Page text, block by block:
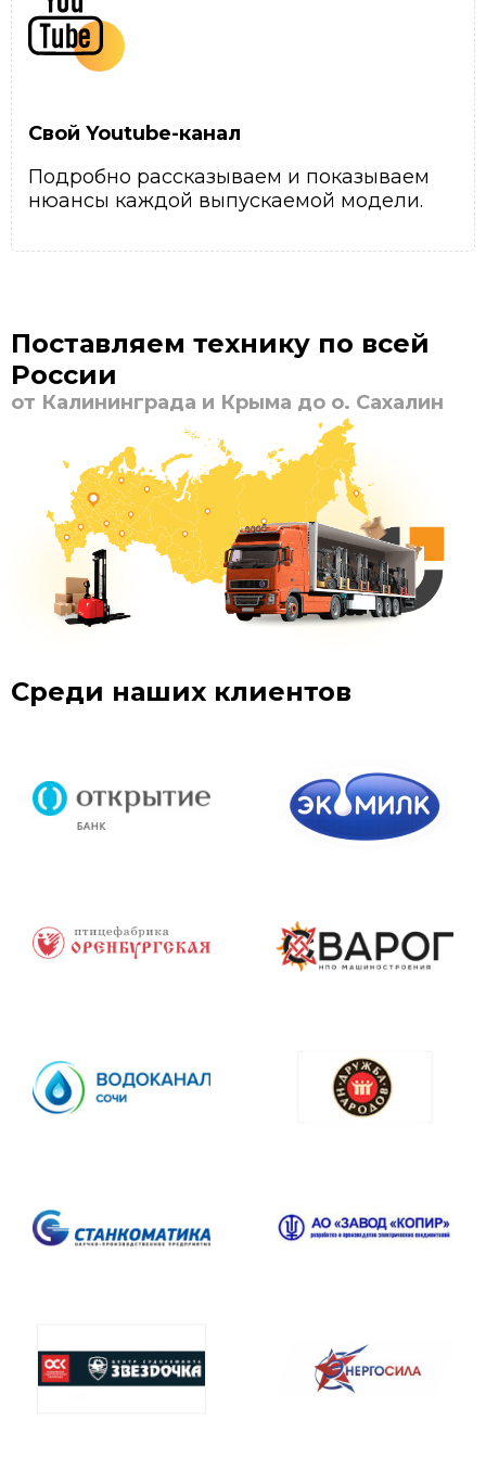
Свой Youtube-канал
Подробно рассказываем и показываем
нюансы каждой выпускаемой модели.
Поставляем технику по всей
России
от Калининграда и Крыма до о. Сахалин
Среди наших клиентов